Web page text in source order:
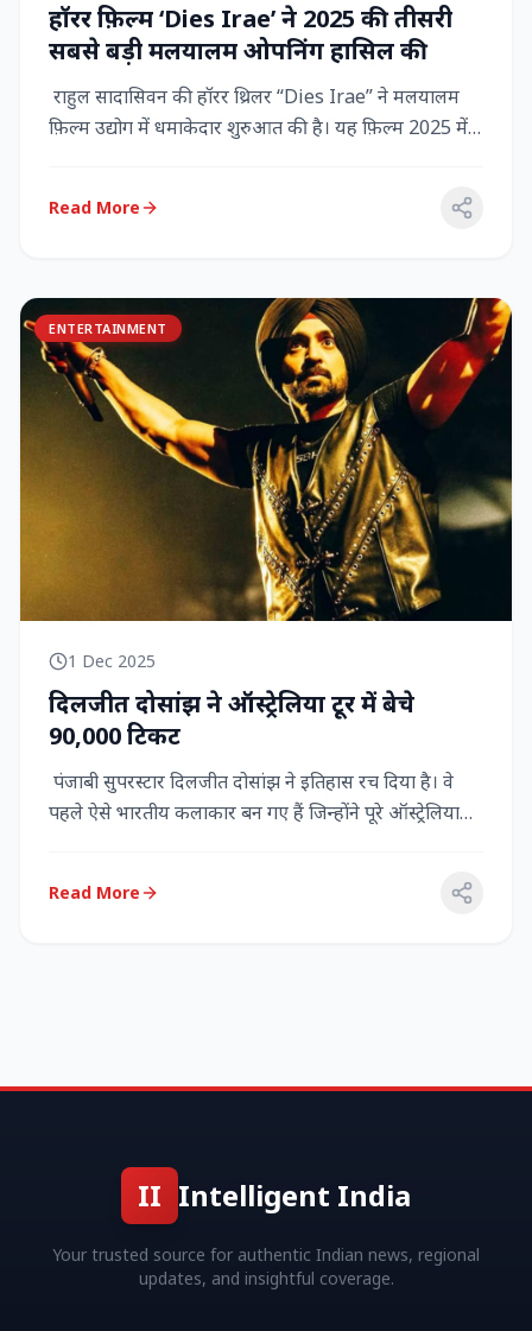
हॉरर फ़िल्म ‘Dies Irae’ ने 2025 की तीसरी
सबसे बड़ी मलयालम ओपनिंग हासिल की
राहुल सादासिवन की हॉरर थ्रिलर “Dies Irae” ने मलयालम
फ़िल्म उद्योग में धमाकेदार शुरुआत की है। यह फ़िल्म 2025 में
Read More
ENTERTAINMENT
1 Dec 2025
दिलजीत दोसांझ ने ऑस्ट्रेलिया टूर में बेचे
90,000 टिकट
पंजाबी सुपरस्टार दिलजीत दोसांझ ने इतिहास रच दिया है। वे
पहले ऐसे भारतीय कलाकार बन गए हैं जिन्होंने पूरे ऑस्ट्रेलिया
Read More
II Intelligent India
Your trusted source for authentic Indian news, regional
updates, and insightful coverage.